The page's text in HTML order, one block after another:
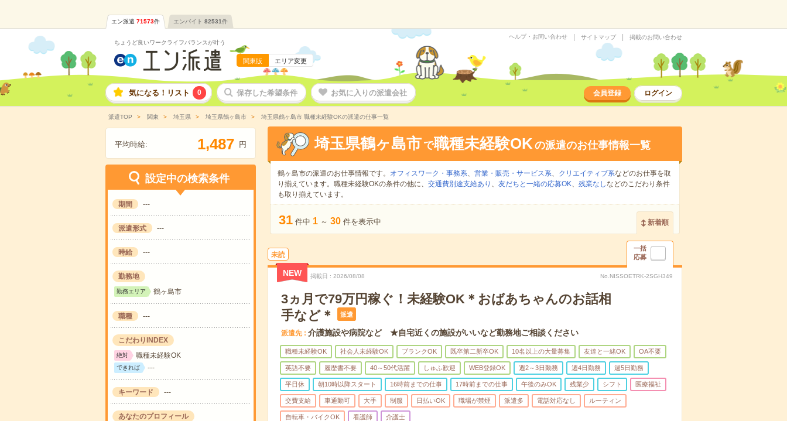
エン派遣 71573件 エンバイト 82531件
ちょうど良いワークライフバランスが叶う
関東版 エリア変更
ヘルプ・お問い合わせ サイトマップ 掲載のお問い合わせ
気になる！リスト 0 保存した希望条件 お気に入りの派遣会社 会員登録 ログイン
派遣TOP 関東 埼玉県 埼玉県鶴ヶ島市 埼玉県鶴ヶ島市 職種未経験OKの派遣の仕事一覧
平均時給: 1,487 円
設定中の検索条件
期間 ---
派遣形式 ---
時給 ---
勤務地
勤務エリア 鶴ヶ島市
職種 ---
こだわりINDEX
絶対 職種未経験OK
できれば ---
キーワード ---
あなたのプロフィール
埼玉県鶴ヶ島市 で職種未経験OKの派遣のお仕事情報一覧
鶴ヶ島市の派遣のお仕事情報です。 オフィスワーク・事務系、 営業・販売・サービス系、 クリエイティブ系などのお仕事を取
り揃えています。職種未経験OKの条件の他に、 交通費別途支給あり 、 友だちと一緒の応募OK、 残業なしなどのこだわり条件
も取り揃えています。
31 件中 1 ～ 30 件を表示中 新着順
未読
一括
応募
NEW 掲載日 2026/08/08 No.NISSOETRK-2SGH349
3ヵ月で79万円稼ぐ！未経験OK＊おばあちゃんのお話相
手など＊
派遣
派遣先 介護施設や病院など ★自宅近くの施設がいいなど勤務地ご相談ください
職種未経験OK 社会人未経験OK ブランクOK 既卒第二新卒OK 10名以上の大量募集 友達と一緒OK OA不要
英語不要 履歴書不要 40～50代活躍 しゅふ歓迎 WEB登録OK 週2～3日勤務 週4日勤務 週5日勤務
平日休 朝10時以降スタート 16時前までの仕事 17時前までの仕事 午後のみOK 残業少 シフト 医療福祉
交費支給 車通勤可 大手 制服 日払いOK 職場が禁煙 派遣多 電話対応なし ルーティン
自転車・バイクOK 看護師 介護士